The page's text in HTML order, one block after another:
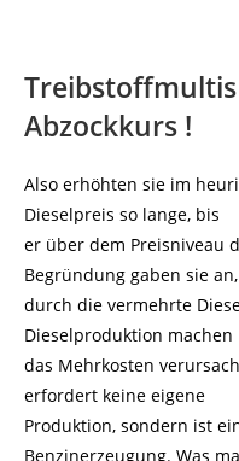
Abzockkurs !
Also erhöhten sie im
Dieselpreis so lange, bis
er über dem Preisniveau
Begründung gaben sie
durch die vermehrte
Dieselproduktion machen
das Mehrkosten
erfordert keine eigene
Produktion, sondern ist
Benzinerzeugung. Was